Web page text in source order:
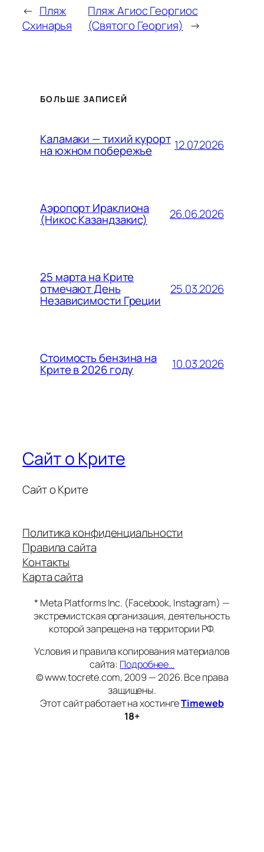
← Пляж
Схинарья
Пляж Агиос Георгиос
(Святого Георгия) →
БОЛЬШЕ ЗАПИСЕЙ
Каламаки — тихий курорт
на южном побережье 12.07.2026
Аэропорт Ираклиона
(Никос Казандзакис) 26.06.2026
25 марта на Крите
отмечают День
Независимости Греции
25.03.2026
Стоимость бензина на
Крите в 2026 году 10.03.2026
Сайт о Крите
Сайт о Крите
Политика конфиденциальности
Правила сайта
Контакты
Карта сайта
* Meta Platforms Inc. (Facebook, Instagram) —
экстремистская организация, деятельность
которой запрещена на территории РФ.
Условия и правила копирования материалов
сайта: Подробнее…
© www.tocrete.com, 2009 — 2026. Все права
защищены.
Этот сайт работает на хостингеTimeweb
18+